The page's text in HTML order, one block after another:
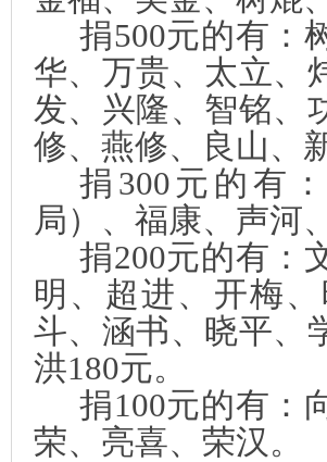
捐500元的有：
华、万贵、太立、
发、兴隆、智铭、
修、燕修、良山、
捐 300 元的有
局）、福康、声河
捐200元的有：
明、超进、开梅
斗、涵书、晓平、
洪180元。
捐100元的有：
荣、亮喜、荣汉。